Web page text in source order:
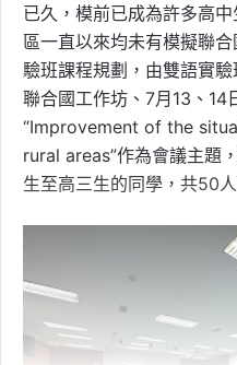
已久，模前已成為許多高
區一直以來均未有模擬聯
驗班課程規劃，由雙語實
聯合國工作坊、7月13、14
“Improvement of the
rural areas”作為會議主題
生至高三生的同學，共50